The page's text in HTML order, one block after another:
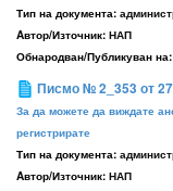
Тип на документа:
Aвтор/Източник: НАП
Обнародван/Публикуван на:
Писмо № 2_353 от
За да можете да виждате
регистрирате
Тип на документа:
Aвтор/Източник: НАП